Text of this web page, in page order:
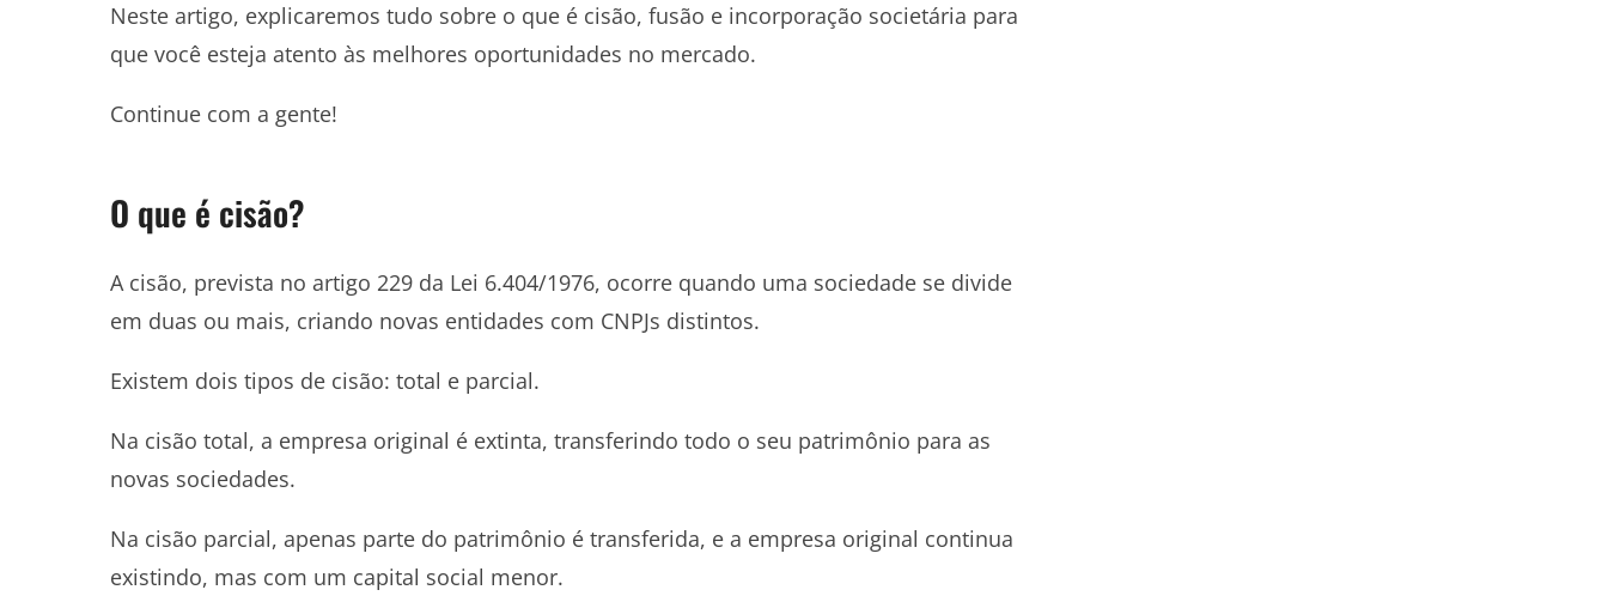
Neste artigo, explicaremos tudo sobre o que é cisão, fusão e incorporação societária para
que você esteja atento às melhores oportunidades no mercado.
Continue com a gente!
O que é cisão?
A cisão, prevista no artigo 229 da Lei 6.404/1976, ocorre quando uma sociedade se divide
em duas ou mais, criando novas entidades com CNPJs distintos.
Existem dois tipos de cisão: total e parcial.
Na cisão total, a empresa original é extinta, transferindo todo o seu patrimônio para as
novas sociedades.
Na cisão parcial, apenas parte do patrimônio é transferida, e a empresa original continua
existindo, mas com um capital social menor.